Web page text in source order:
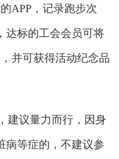
APP ，记录跑步次
达标的工会会员可将
， 并可获得活动纪念品
建议量力而行，因身
病等症的 ，不建议参